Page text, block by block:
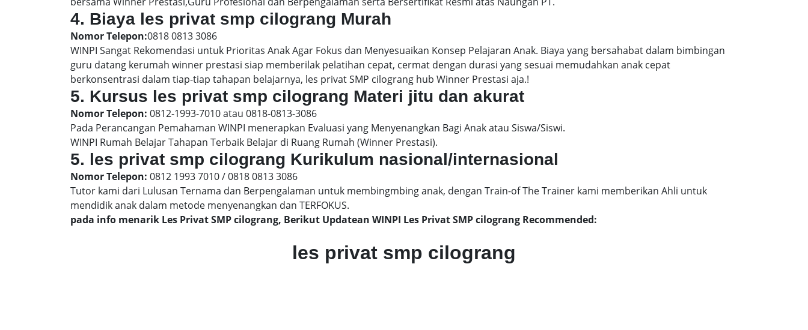
4. Biaya les privat smp cilograng Murah
Nomor Telepon:0818 0813 3086
WINPI Sangat Rekomendasi untuk Prioritas Anak Agar Fokus dan Menyesuaikan Konsep Pelajaran Anak. Biaya yang bersahabat dalam bimbingan
guru datang kerumah winner prestasi siap memberilak pelatihan cepat, cermat dengan durasi yang sesuai memudahkan anak cepat
berkonsentrasi dalam tiap-tiap tahapan belajarnya, les privat SMP cilograng hub Winner Prestasi aja.!
5. Kursus les privat smp cilograng Materi jitu dan akurat
Nomor Telepon: 0812-1993-7010 atau 0818-0813-3086
Pada Perancangan Pemahaman WINPI menerapkan Evaluasi yang Menyenangkan Bagi Anak atau Siswa/Siswi.
WINPI Rumah Belajar Tahapan Terbaik Belajar di Ruang Rumah (Winner Prestasi).
5. les privat smp cilograng Kurikulum nasional/internasional
Nomor Telepon: 0812 1993 7010 / 0818 0813 3086
Tutor kami dari Lulusan Ternama dan Berpengalaman untuk membingmbing anak, dengan Train-of The Trainer kami memberikan Ahli untuk
mendidik anak dalam metode menyenangkan dan TERFOKUS.
pada info menarik Les Privat SMP cilograng, Berikut Updatean WINPI Les Privat SMP cilograng Recommended:
les privat smp cilograng